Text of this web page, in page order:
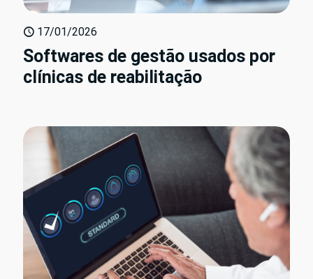
17/01/2026
Softwares de gestão usados por
clínicas de reabilitação